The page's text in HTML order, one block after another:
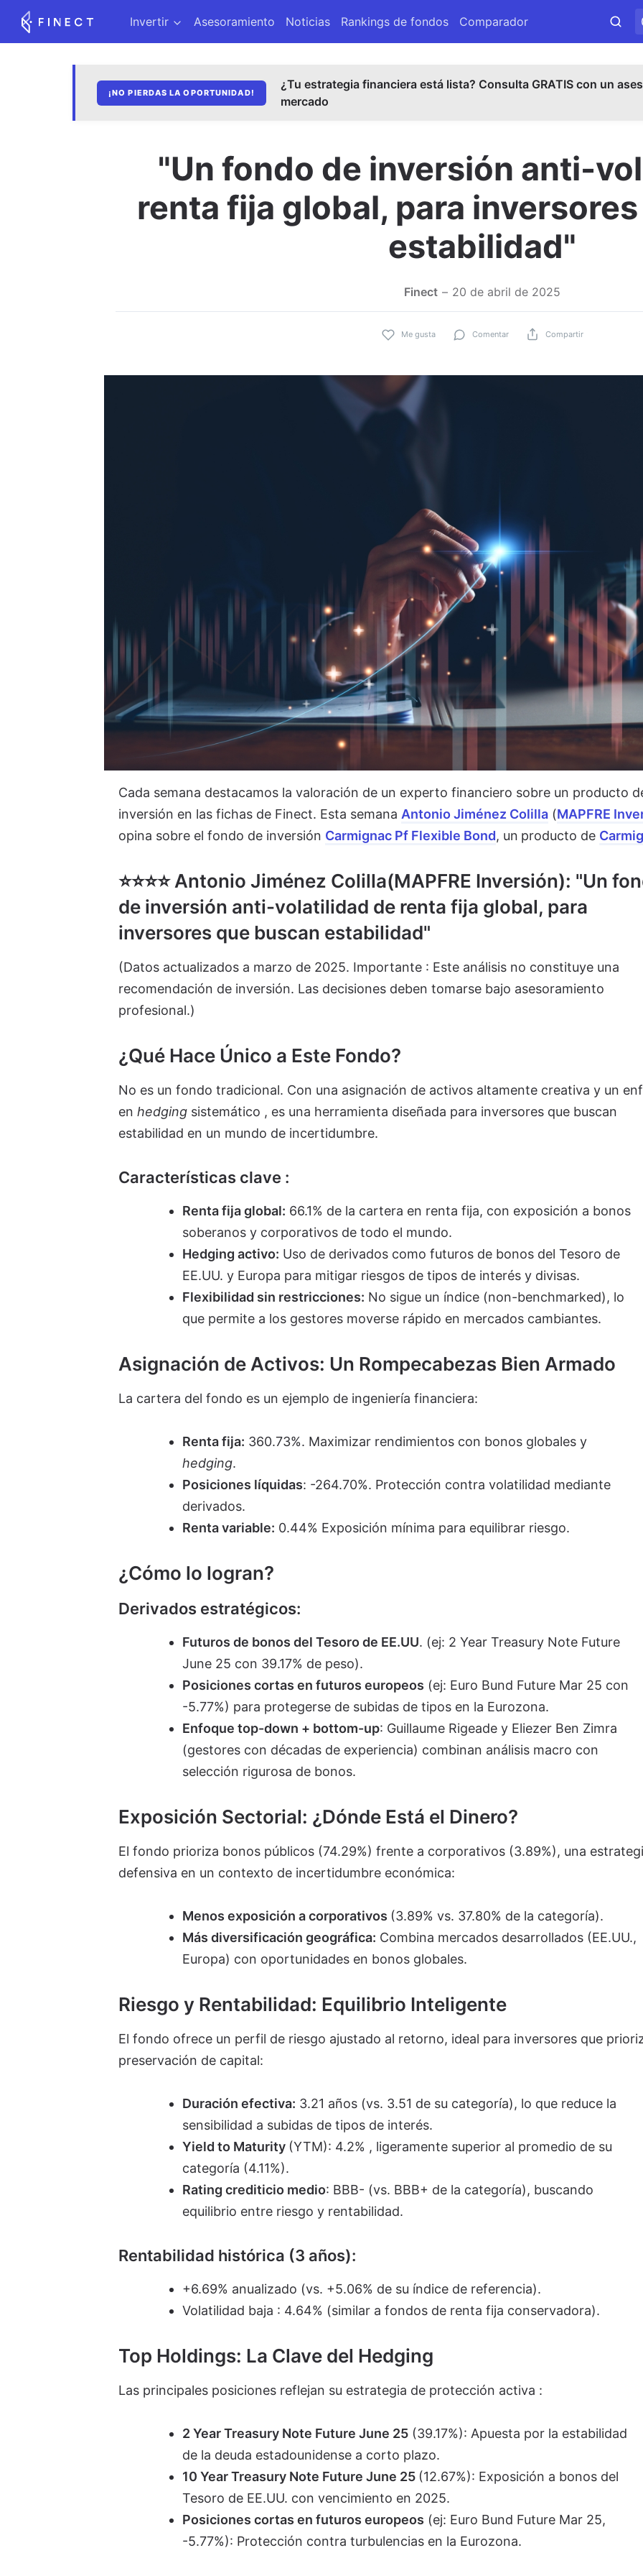
Invertir Asesoramiento Noticias Rankings de fondos Comparador
¡NO PIERDAS LA OPORTUNIDAD!
¿Tu estrategia financiera está lista? Consulta GRATIS con un
mercado
"Un fondo de inversión anti-
renta fija global, para
estabilidad"
Finect 20 de abril de 2025
Me gusta Comentar Compartir
Cada semana destacamos la valoración de un experto financiero sobre un producto
inversión en las fichas de Finect. Esta semana Antonio Jiménez Colilla(MAPFRE
opina sobre el fondo de inversión Carmignac Pf Flexible Bond, un producto de
⭐️⭐️⭐️⭐️ Antonio Jiménez Colilla(MAPFRE Inversión): "Un
de inversión anti-volatilidad de renta fija global, para
inversores que buscan estabilidad"
(Datos actualizados a marzo de 2025. Importante : Este análisis no constituye una
recomendación de inversión. Las decisiones deben tomarse bajo asesoramiento
profesional.)
¿Qué Hace Único a Este Fondo?
No es un fondo tradicional. Con una asignación de activos altamente creativa y un
en hedging sistemático , es una herramienta diseñada para inversores que buscan
estabilidad en un mundo de incertidumbre.
Características clave :
Renta fija global: 66.1% de la cartera en renta fija, con exposición a bonos
soberanos y corporativos de todo el mundo.
Hedging activo: Uso de derivados como futuros de bonos del Tesoro de
EE.UU. y Europa para mitigar riesgos de tipos de interés y divisas.
Flexibilidad sin restricciones: No sigue un índice (non-benchmarked), lo
que permite a los gestores moverse rápido en mercados cambiantes.
Asignación de Activos: Un Rompecabezas Bien Armado
La cartera del fondo es un ejemplo de ingeniería financiera:
Renta fija: 360.73%. Maximizar rendimientos con bonos globales y
hedging.
Posiciones líquidas: -264.70%. Protección contra volatilidad mediante
derivados.
Renta variable: 0.44% Exposición mínima para equilibrar riesgo.
¿Cómo lo logran?
Derivados estratégicos:
Futuros de bonos del Tesoro de EE.UU. (ej: 2 Year Treasury Note Future
June 25 con 39.17% de peso).
Posiciones cortas en futuros europeos (ej: Euro Bund Future Mar 25 con
-5.77%) para protegerse de subidas de tipos en la Eurozona.
Enfoque top-down + bottom-up: Guillaume Rigeade y Eliezer Ben Zimra
(gestores con décadas de experiencia) combinan análisis macro con
selección rigurosa de bonos.
Exposición Sectorial: ¿Dónde Está el Dinero?
El fondo prioriza bonos públicos (74.29%) frente a corporativos (3.89%), una
defensiva en un contexto de incertidumbre económica:
Menos exposición a corporativos (3.89% vs. 37.80% de la categoría).
Más diversificación geográfica: Combina mercados desarrollados (EE.UU.,
Europa) con oportunidades en bonos globales.
Riesgo y Rentabilidad: Equilibrio Inteligente
El fondo ofrece un perfil de riesgo ajustado al retorno, ideal para inversores que
preservación de capital:
Duración efectiva: 3.21 años (vs. 3.51 de su categoría), lo que reduce la
sensibilidad a subidas de tipos de interés.
Yield to Maturity (YTM): 4.2% , ligeramente superior al promedio de su
categoría (4.11%).
Rating crediticio medio: BBB- (vs. BBB+ de la categoría), buscando
equilibrio entre riesgo y rentabilidad.
Rentabilidad histórica (3 años):
+6.69% anualizado (vs. +5.06% de su índice de referencia).
Volatilidad baja : 4.64% (similar a fondos de renta fija conservadora).
Top Holdings: La Clave del Hedging
Las principales posiciones reflejan su estrategia de protección activa :
2 Year Treasury Note Future June 25 (39.17%): Apuesta por la estabilidad
de la deuda estadounidense a corto plazo.
10 Year Treasury Note Future June 25 (12.67%): Exposición a bonos del
Tesoro de EE.UU. con vencimiento en 2025.
Posiciones cortas en futuros europeos (ej: Euro Bund Future Mar 25,
-5.77%): Protección contra turbulencias en la Eurozona.